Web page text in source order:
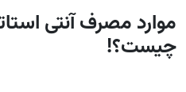
موارد مصرف آنتی
چیست؟!